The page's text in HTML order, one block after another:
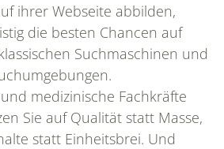
ihrer Webseite abbilden,
die besten Chancen auf
Suchmaschinen und
medizinische Fachkräfte
Sie auf Qualität statt Masse,
statt Einheitsbrei. Und